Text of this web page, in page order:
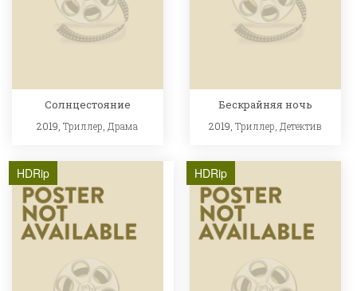
Солнцестояние
2019,Триллер,Драма
Бескрайняя ночь
2019,Триллер,Детектив
HDRip HDRip